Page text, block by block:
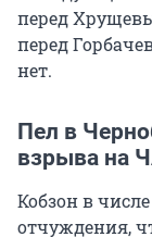
перед
перед
нет.
Пел в
взрыва на
Кобзон в
отчуждения,